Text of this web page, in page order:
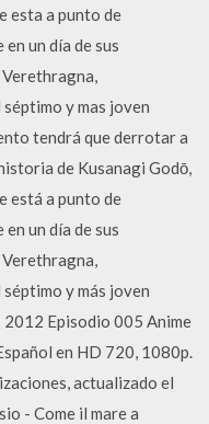
esta a punto de
un día de sus
y mas joven
tendrá que derrotar a
de Kusanagi Godō,
está a punto de
un día de sus
y más joven
2012 Episodio 005 Anime
en HD 720, 1080p.
actualizado el
- Come il mare a